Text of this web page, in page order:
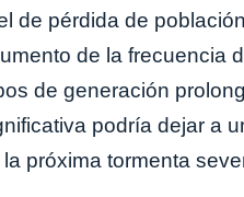
de pérdida de
de la frecuencia
de generación
podría dejar a
próxima tormenta